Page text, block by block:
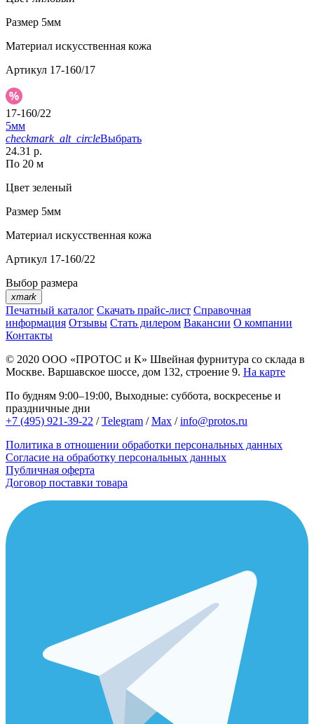
Размер 5мм
Материал искусственная кожа
Артикул 17-160/17
17-160/22
5мм
checkmark_alt_circleВыбрать
24.31 р.
По 20 м
Цвет зеленый
Размер 5мм
Материал искусственная кожа
Артикул 17-160/22
Выбор размера
xmark
Печатный каталог Скачать прайс-лист Справочная
информация Отзывы Стать дилером Вакансии О компании
Контакты
© 2020 ООО «ПРОТОС и К» Швейная фурнитура со склада в
Москве. Варшавское шоссе, дом 132, строение 9. На карте
По будням 9:00–19:00, Выходные: суббота, воскресенье и
праздничные дни
+7 (495) 921-39-22 /Telegram /Max /info@protos.ru
Политика в отношении обработки персональных данных
Согласие на обработку персональных данных
Публичная оферта
Договор поставки товара